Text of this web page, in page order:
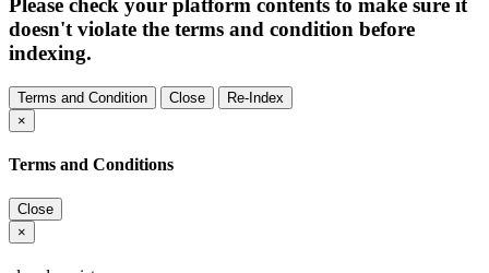
Please check your platform contents to make sure it
doesn't violate the terms and condition before
indexing.
Terms and Condition Close
Re-Index
×
Terms and Conditions
Close
×